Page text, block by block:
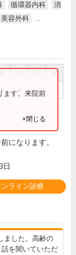
循環器内科
消
美容外科
祝
●ます。来院前
×閉じる
になります。
日
ンライン診療
ました。高齢の
を聞いていただ